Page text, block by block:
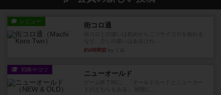
レビュー 街コロ通
約4時間前 by くみ
戦略やコツ ニューオールド
ゲーム終了時に、「オールドカードとニューカー